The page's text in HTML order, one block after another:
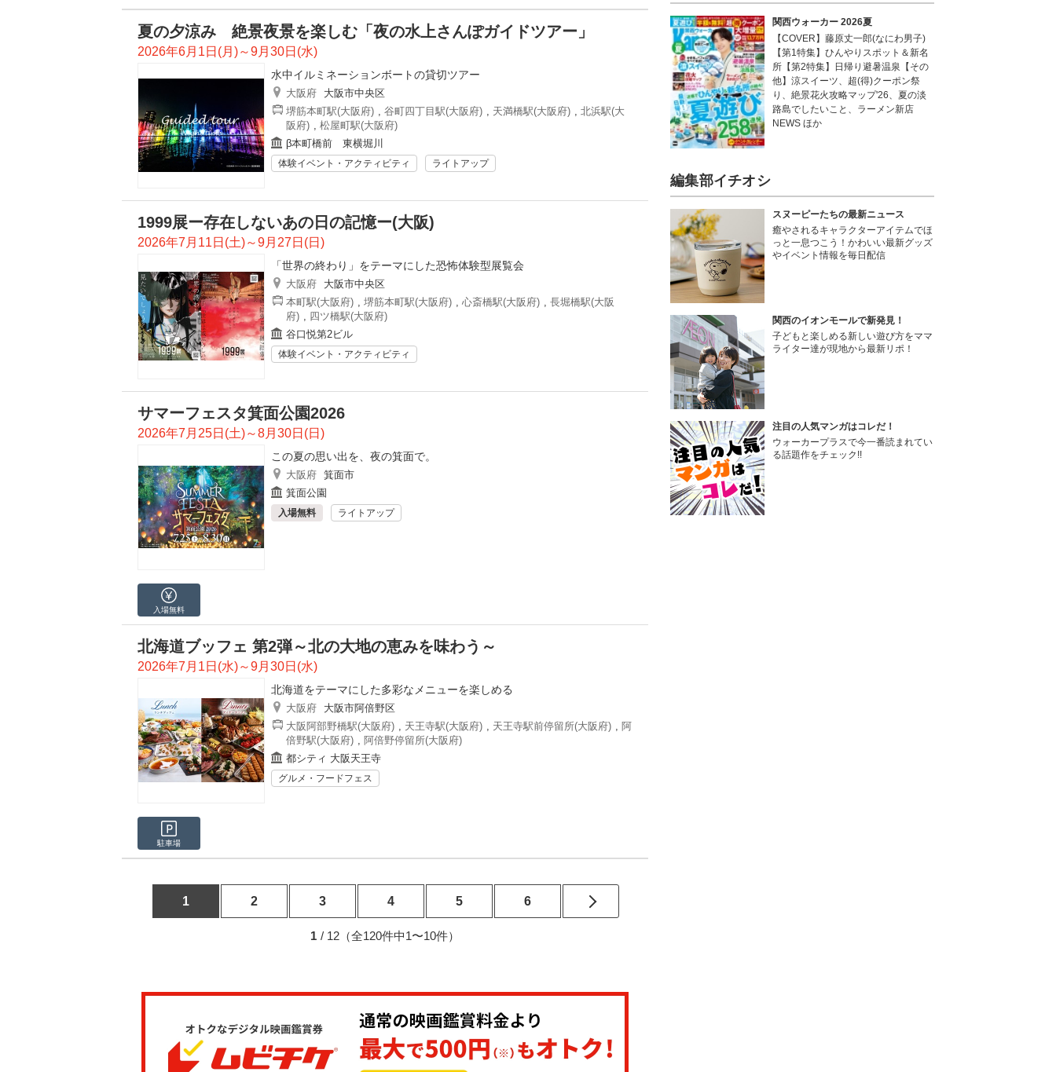
夏の夕涼み 絶景夜景を楽しむ「夜の水上さんぽガイドツアー」
2026年6月1日(月)～9月30日(水)
水中イルミネーションボートの貸切ツアー
大阪府
大阪市中央区
堺筋本町駅(大阪府) , 谷町四丁目駅(大阪府) , 天満橋駅(大阪府) , 北浜駅(大
阪府) , 松屋町駅(大阪府)
β本町橋前 東横堀川
体験イベント・アクティビティ ライトアップ
1999展ー存在しないあの日の記憶ー(大阪)
2026年7月11日(土)～9月27日(日)
「世界の終わり」をテーマにした恐怖体験型展覧会
大阪府
大阪市中央区
本町駅(大阪府) , 堺筋本町駅(大阪府) , 心斎橋駅(大阪府) , 長堀橋駅(大阪
府) , 四ツ橋駅(大阪府)
谷口悦第2ビル
体験イベント・アクティビティ
サマーフェスタ箕面公園2026
2026年7月25日(土)～8月30日(日)
この夏の思い出を、夜の箕面で。
大阪府 箕面市
箕面公園
入場無料 ライトアップ
入場無料
北海道ブッフェ 第2弾～北の大地の恵みを味わう～
2026年7月1日(水)～9月30日(水)
北海道をテーマにした多彩なメニューを楽しめる
大阪府
大阪市阿倍野区
大阪阿部野橋駅(大阪府) , 天王寺駅(大阪府) , 天王寺駅前停留所(大阪府) , 阿
倍野駅(大阪府) , 阿倍野停留所(大阪府)
都シティ 大阪天王寺
グルメ・フードフェス
駐車場
1 2 3 4 5 6
1 / 12（全120件中1〜10件）
関西ウォーカー 2026夏
【COVER】藤原丈一郎(なにわ男子)
【第1特集】ひんやりスポット＆新名
所【第2特集】日帰り避暑温泉【その
他】涼スイーツ、超(得)クーポン祭
り、絶景花火攻略マップ'26、夏の淡
路島でしたいこと、ラーメン新店
NEWS ほか
編集部イチオシ
スヌーピーたちの最新ニュース
癒やされるキャラクターアイテムでほ
っと一息つこう！かわいい最新グッズ
やイベント情報を毎日配信
関西のイオンモールで新発見！
子どもと楽しめる新しい遊び方をママ
ライター達が現地から最新リポ！
注目の人気マンガはコレだ！
ウォーカープラスで今一番読まれてい
る話題作をチェック!!